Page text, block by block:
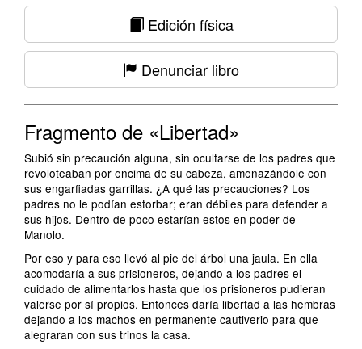
Edición física
Denunciar libro
Fragmento de «Libertad»
Subió sin precaución alguna, sin ocultarse de los padres que
revoloteaban por encima de su cabeza, amenazándole con
sus engarfiadas garrillas. ¿A qué las precauciones? Los
padres no le podían estorbar; eran débiles para defender a
sus hijos. Dentro de poco estarían estos en poder de
Manolo.
Por eso y para eso llevó al pie del árbol una jaula. En ella
acomodaría a sus prisioneros, dejando a los padres el
cuidado de alimentarlos hasta que los prisioneros pudieran
valerse por sí propios. Entonces daría libertad a las hembras
dejando a los machos en permanente cautiverio para que
alegraran con sus trinos la casa.